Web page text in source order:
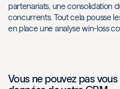
partenariats, une consolidation
concurrents. Tout cela pousse
en place une analyse win-loss
Vous ne pouvez pas